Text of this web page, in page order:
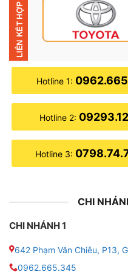
✔ Đèn pha và đèn cos
tiếng Pháp là phare và
hiểu nhất thì đèn phare
đèn chiếu ở gần. Ở Việt
đèn pha và đèn cos cho
Hotline 1:
Hotline 2:
Hotline 3:
CHI
CHI NHÁNH 1
642 Phạm Văn Chiêu, P13,
0962.665.345